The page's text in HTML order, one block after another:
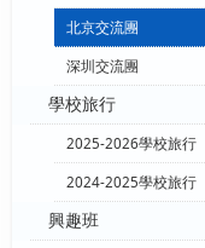
北京交流團
深圳交流團
學校旅行
2025-2026學校旅行
2024-2025學校旅行
興趣班